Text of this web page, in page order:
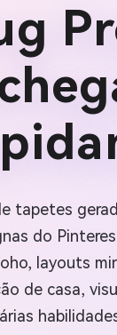
tapetes
do
layouts
de casa,